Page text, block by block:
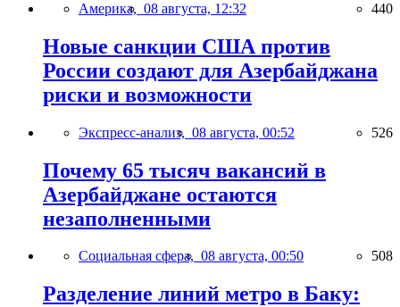
Америка, 08 августа, 12:32 440
Новые санкции США против
России создают для Азербайджана
риски и возможности
Экспресс-анализ, 08 августа, 00:52 526
Почему 65 тысяч вакансий в
Азербайджане остаются
незаполненными
Социальная сфера, 08 августа, 00:50 508
Разделение линий метро в Баку: